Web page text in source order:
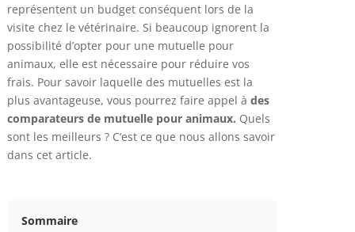
représentent un budget conséquent lors de la
visite chez le vétérinaire. Si beaucoup ignorent la
possibilité d’opter pour une mutuelle pour
animaux, elle est nécessaire pour réduire vos
frais. Pour savoir laquelle des mutuelles est la
plus avantageuse, vous pourrez faire appel à des
comparateurs de mutuelle pour animaux. Quels
sont les meilleurs ? C’est ce que nous allons savoir
dans cet article.
Sommaire